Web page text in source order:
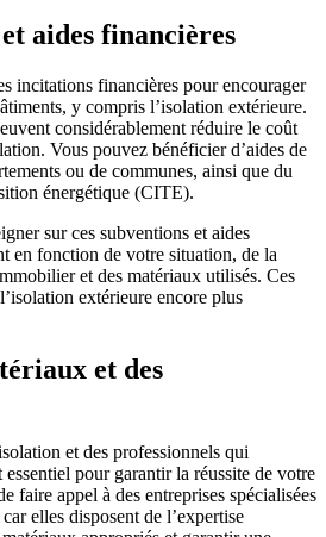
aides financières
incitations financières pour encourager
y compris l’isolation extérieure.
considérablement réduire le coût
Vous pouvez bénéficier d’aides de
ou de communes, ainsi que du
énergétique (CITE).
sur ces subventions et aides
en fonction de votre situation, de la
et des matériaux utilisés. Ces
extérieure encore plus
et des
et des professionnels qui
pour garantir la réussite de votre
faire appel à des entreprises spécialisées
elles disposent de l’expertise